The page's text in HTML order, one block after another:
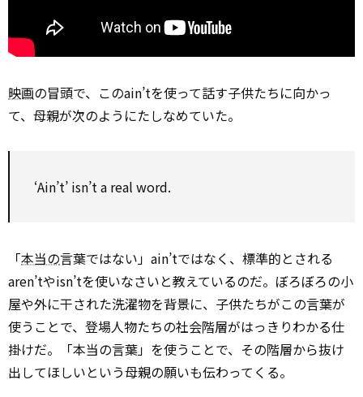
映画の冒頭で、このain’tを使って話す子供たちに向かっ
て、母親が次のようにたしなめていた。
‘Ain’t’ isn’t a real word.
「本当の言葉ではない」ain’tではなく、標準的とされる
aren’tやisn’tを使いなさいと教えているのだ。ぼろぼろの小
屋や外に干された洗濯物を背景に、子供たちがこの言葉が
使うことで、登場人物たちの社会階層がはっきりわかる仕
掛けだ。「本当の言葉」を使うことで、その階層から抜け
出してほしいという母親の願いも伝わってくる。